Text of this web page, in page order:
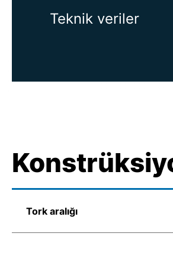
Teknik veriler
Tork aralığı